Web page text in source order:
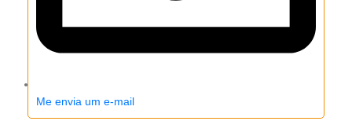
Me envia um e-mail